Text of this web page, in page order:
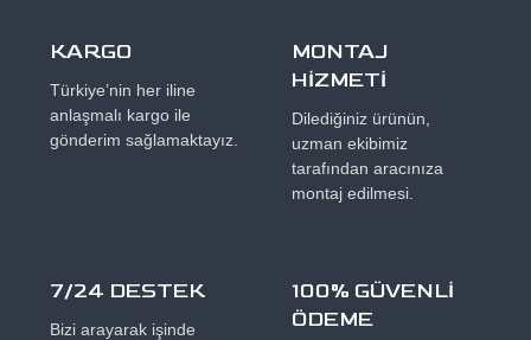
KARGO
Türkiye’nin her iline
anlaşmalı kargo ile
gönderim sağlamaktayız.
MONTAJ
HİZMETİ
Dilediğiniz ürünün,
uzman ekibimiz
tarafından aracınıza
montaj edilmesi.
7/24 DESTEK
Bizi arayarak işinde
100% GÜVENLİ
ÖDEME